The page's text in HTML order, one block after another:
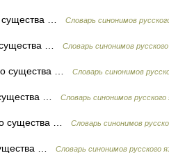
существа … Словарь синонимов
… Словарь синонимов
существа … Словарь синонимов
… Словарь синонимов русского
существа … Словарь синонимов
… Словарь синонимов русского